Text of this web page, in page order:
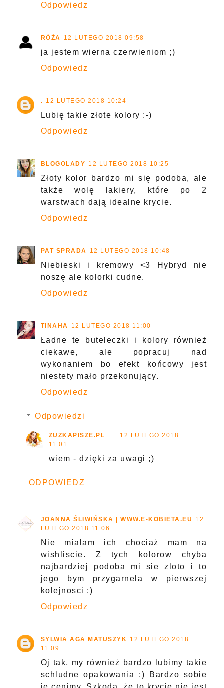
Odpowiedz
RÓŻA 12 LUTEGO 2018 09:58
ja jestem wierna czerwieniom ;)
Odpowiedz
. 12 LUTEGO 2018 10:24
Lubię takie złote kolory :-)
Odpowiedz
BLOGOLADY 12 LUTEGO 2018 10:25
Złoty kolor bardzo mi się podoba, ale
także wolę lakiery, które po 2
warstwach dają idealne krycie.
Odpowiedz
PAT SPRADA 12 LUTEGO 2018 10:48
Niebieski i kremowy <3 Hybryd nie
noszę ale kolorki cudne.
Odpowiedz
TINAHA 12 LUTEGO 2018 11:00
Ładne te buteleczki i kolory również
ciekawe, ale popracuj nad
wykonaniem bo efekt końcowy jest
niestety mało przekonujący.
Odpowiedz
Odpowiedzi
ZUZKAPISZE.PL
12 LUTEGO 2018
11:01
wiem - dzięki za uwagi ;)
ODPOWIEDZ
JOANNA ŚLIWIŃSKA | WWW.E-KOBIETA.EU
12
LUTEGO 2018 11:06
Nie mialam ich chociaż mam na
wishliscie. Z tych kolorow chyba
najbardziej podoba mi sie zloto i to
jego bym przygarnela w pierwszej
kolejnosci :)
Odpowiedz
SYLWIA AGA MATUSZYK 12 LUTEGO 2018
11:09
Oj tak, my również bardzo lubimy takie
schludne opakowania :) Bardzo sobie